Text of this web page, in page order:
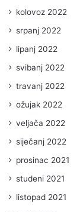
kolovoz 2022
srpanj 2022
lipanj 2022
svibanj 2022
travanj 2022
ožujak 2022
veljača 2022
siječanj 2022
prosinac 2021
studeni 2021
listopad 2021